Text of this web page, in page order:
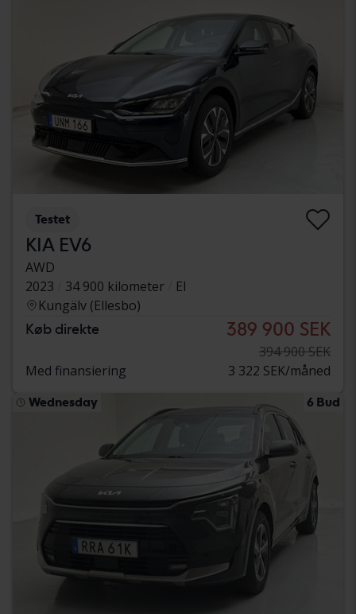
Testet
KIA EV6
AWD
2023
34 900 kilometer
El
Kungälv (Ellesbo)
Køb direkte 389 900 SEK
394 900 SEK
Med finansiering
3 322 SEK/måned
Wednesday 6 Bud